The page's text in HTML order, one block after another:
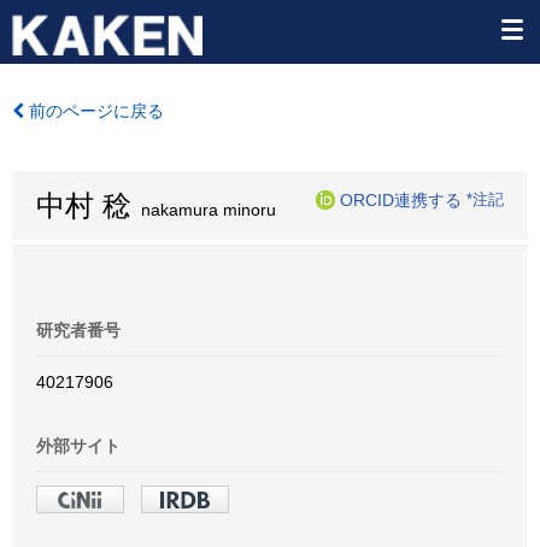
前のページに戻る
中村 稔 nakamura minoru
ORCID連携する *注記
研究者番号
40217906
外部サイト